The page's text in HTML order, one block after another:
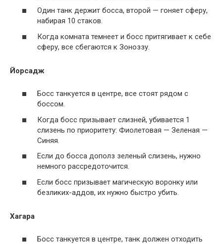
Один танк держит босса, второй — гоняет сферу,
набирая 10 стаков.
Когда комната темнеет и босс притягивает к себе
сферу, все сбегаются к Зоноззу.
Йорсадж
Босс танкуется в центре, все стоят рядом с
боссом.
Когда босс призывает слизней, убивается 1
слизень по приоритету: Фиолетовая — Зеленая —
Синяя.
Если до босса дополз зеленый слизень, нужно
немного рассредоточится.
Если босс призывает магическую воронку или
безликих-аддов, их нужно быстро убить.
Хагара
Босс танкуется в центре, танк должен отходить